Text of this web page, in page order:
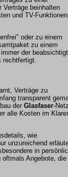
Verträge beinhalten
und TV-
oder zu einem
zu einem
der
rechtfertigt.
Verträge zu
transparent
der Glasfaser-
alle Kosten im
wie
unzureichend
in
oftmals Angebote,